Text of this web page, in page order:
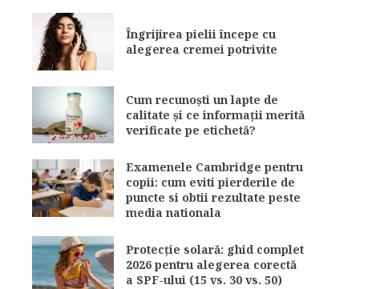
Îngrijirea pielii începe cu
alegerea cremei potrivite
Cum recunoști un lapte de
calitate și ce informații merită
verificate pe etichetă?
Examenele Cambridge pentru
copii: cum eviti pierderile de
puncte si obtii rezultate peste
media nationala
Protecție solară: ghid complet
2026 pentru alegerea corectă
a SPF-ului (15 vs. 30 vs. 50)